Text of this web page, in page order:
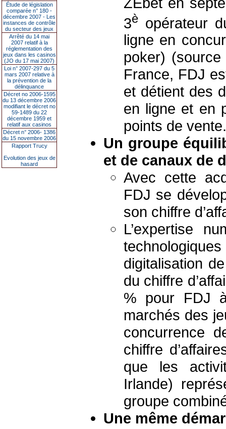
Étude de législation
comparée n° 180 -
décembre 2007 - Les
instances de contrôle
du secteur des jeux
Arrêté du 14 mai
2007 relatif à la
réglementation des
jeux dans les casinos
(JO du 17 mai 2007)
Loi n° 2007-297 du 5
mars 2007 relative à
la prévention de la
délinquance
Décret no 2006-1595
du 13 décembre 2006
modifiant le décret no
59-1489 du 22
décembre 1959 et
relatif aux casinos
Décret n° 2006- 1386
du 15 novembre 2006
Rapport Trucy
Evolution des jeux de
hasard
3èopérateur
ligne en
poker)
France, FDJ
et détient des
en ligne et en
points de vente.
Un groupe
et de canaux de
Avec cette
FDJ se
son chiffre
L’expertise
digitalisation
du chiffre
% pour FDJ
marchés des
concurrence
chiffre
que les
Irlande)
groupe
Une même